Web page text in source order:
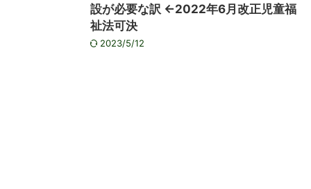
設が必要な訳 ←2022年6月改正児童福
祉法可決
2023/5/12